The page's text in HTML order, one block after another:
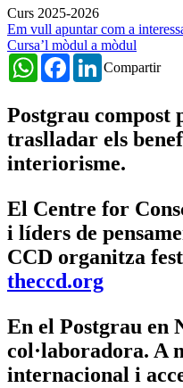
Curs 2025-2026
Em vull apuntar com a
Cursa’l mòdul a mòdul
Compartir
WhatsAppFacebookLinkedIn
Postgrau compost
traslladar els
interiorisme.
El Centre for
i líders de
CCD organitza
theccd.org
En el Postgrau en
col·laboradora. A
internacional i